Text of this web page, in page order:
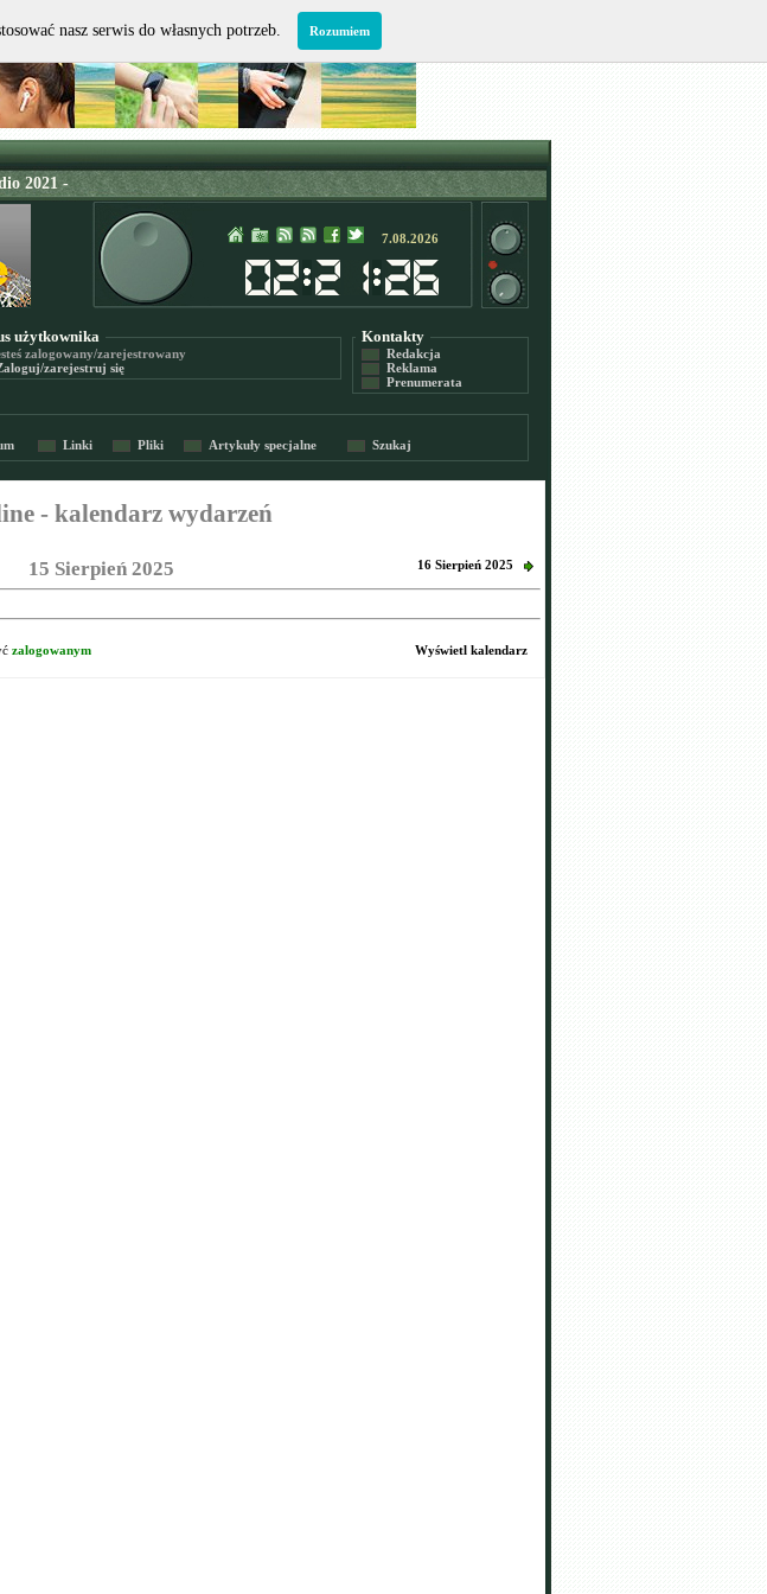
7.08.2026
użytkownika
zalogowany/zarejestrowany
zarejestruj się
Kontakty
Redakcja
Reklama
Prenumerata
Linki Pliki Artykuły specjalne Szukaj
- kalendarz wydarzeń
15 Sierpień 2025 16 Sierpień 2025
zalogowanym
Wyświetl kalendarz
nasz serwis do własnych potrzeb. Rozumiem